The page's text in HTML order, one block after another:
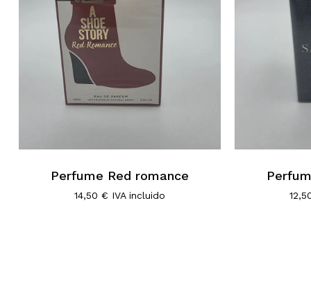
No hay productos en el carrito.
Ir A La Tienda
Perfume Red romance
14,50 € IVA incluido